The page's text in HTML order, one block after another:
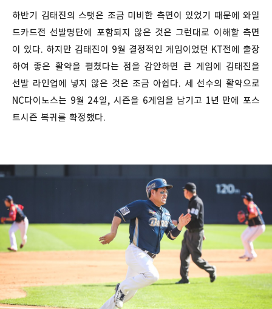
하반기 김태진의 스탯은 조금 미비한 측면이 있었기 때문에 와일
드카드전 선발명단에 포함되지 않은 것은 그런대로 이해할 측면
이 있다. 하지만 김태진이 9월 결정적인 게임이었던 KT전에 출장
하여 좋은 활약을 펼쳤다는 점을 감안하면 큰 게임에 김태진을
선발 라인업에 넣지 않은 것은 조금 아쉽다. 세 선수의 활약으로
NC다이노스는 9월 24일, 시즌을 6게임을 남기고 1년 만에 포스
트시즌 복귀를 확정했다.